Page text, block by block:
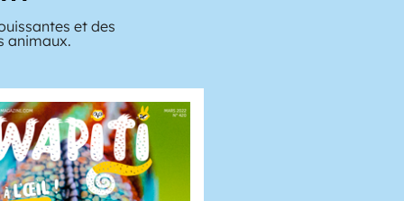
et des
animaux.